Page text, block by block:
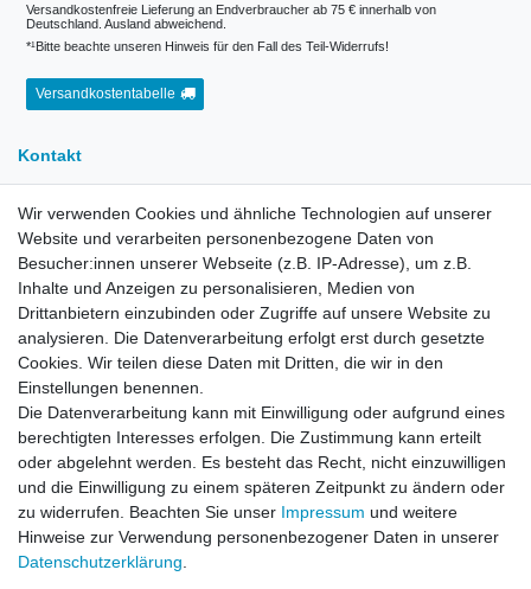
Versandkostenfreie Lieferung an Endverbraucher ab 75 € innerhalb von
Deutschland. Ausland abweichend.
*¹Bitte beachte unseren Hinweis für den Fall des Teil-Widerrufs!
Versandkostentabelle
Kontakt
E-Mail:info[at]kreativplotter.de
Telefon:0202-87063640
Öffnungszeiten:
Montag bis Freitag von 8.30 - 15.30 Uhr
Kontaktformular
Informationen
Registrieren
Widerrufsrecht
Datenschutzerklärung
AGB
Wir verwenden Cookies und ähnliche Technologien auf unserer
Website und verarbeiten personenbezogene Daten von
Besucher:innen unserer Webseite (z.B. IP-Adresse), um z.B.
Inhalte und Anzeigen zu personalisieren, Medien von
Drittanbietern einzubinden oder Zugriffe auf unsere Website zu
analysieren. Die Datenverarbeitung erfolgt erst durch gesetzte
Cookies. Wir teilen diese Daten mit Dritten, die wir in den
Einstellungen benennen.
Die Datenverarbeitung kann mit Einwilligung oder aufgrund eines
berechtigten Interesses erfolgen. Die Zustimmung kann erteilt
oder abgelehnt werden. Es besteht das Recht, nicht einzuwilligen
und die Einwilligung zu einem späteren Zeitpunkt zu ändern oder
zu widerrufen. Beachten Sie unser Impressum und weitere
Hinweise zur Verwendung personenbezogener Daten in unserer
Daten­schutz­erklärung